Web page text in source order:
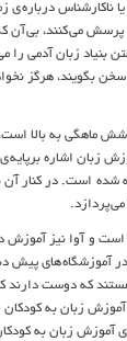
ناکارشناس درباره ي
مي کنند، بي آن
بنياد زبان آدمي را
بگويند، هرگز
ماهگي به بالا
زبان اشاره
شده است. در کنار آن
پردازد.
است و آوا‌ نيز
هاي پيش
که دوست
آموزش زبان به
آموزش زبان به